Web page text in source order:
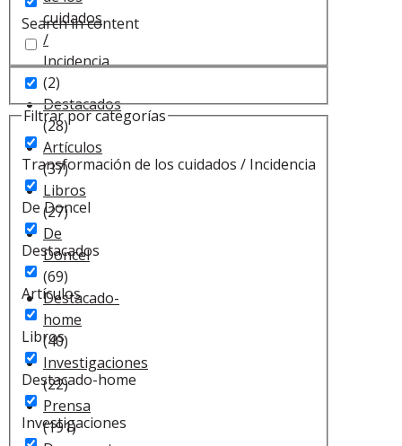
Search in content
Filtrar por categorías
Transformación de los cuidados / Incidencia
De Doncel
Destacados
Artículos
Libros
Destacado-home
Investigaciones
cuidados
/
Incidencia
(2)
Destacados
(28)
Artículos
(37)
Libros
(27)
De
Doncel
(69)
Destacado-
home
(40)
Investigaciones
(22)
Prensa
(191)